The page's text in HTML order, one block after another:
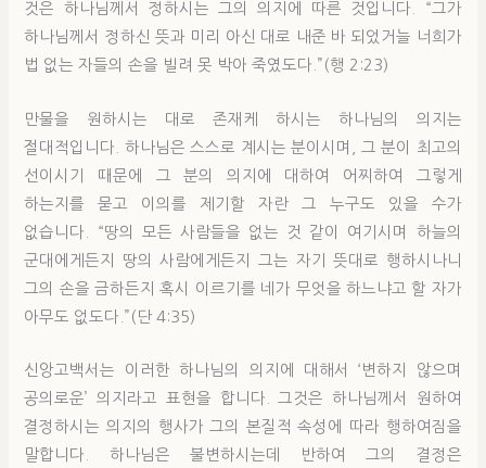
것은 하나님께서 정하시는 그의 의지에 따른 것입니다. “그가
하나님께서 정하신 뜻과 미리 아신 대로 내준 바 되었거늘 너희가
법 없는 자들의 손을 빌려 못 박아 죽였도다.”(행 2:23)
만물을 원하시는 대로 존재케 하시는 하나님의 의지는
절대적입니다. 하나님은 스스로 계시는 분이시며, 그 분이 최고의
선이시기 때문에 그 분의 의지에 대하여 어찌하여 그렇게
하는지를 묻고 이의를 제기할 자란 그 누구도 있을 수가
없습니다. “땅의 모든 사람들을 없는 것 같이 여기시며 하늘의
군대에게든지 땅의 사람에게든지 그는 자기 뜻대로 행하시나니
그의 손을 금하든지 혹시 이르기를 네가 무엇을 하느냐고 할 자가
아무도 없도다.”(단 4:35)
신앙고백서는 이러한 하나님의 의지에 대해서 ‘변하지 않으며
공의로운’ 의지라고 표현을 합니다. 그것은 하나님께서 원하여
결정하시는 의지의 행사가 그의 본질적 속성에 따라 행하여짐을
말합니다. 하나님은 불변하시는데 반하여 그의 결정은